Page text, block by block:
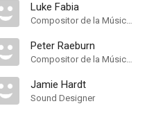
Luke Fabia
Compositor de la Música Original, Scoring Mixer, Musician, Music Producer
Peter Raeburn
Compositor de la Música Original, Musician, Music Producer
Jamie Hardt
Sound Designer